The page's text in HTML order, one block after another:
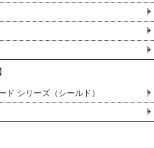
ド シリーズ（シールド）